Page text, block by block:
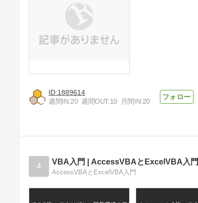
1889614
週間IN:20 週間OUT:10 月間IN:20
4 VBA入門 | AccessVBAとExcelVBA入門
AccessVBAとExcelVBA入門